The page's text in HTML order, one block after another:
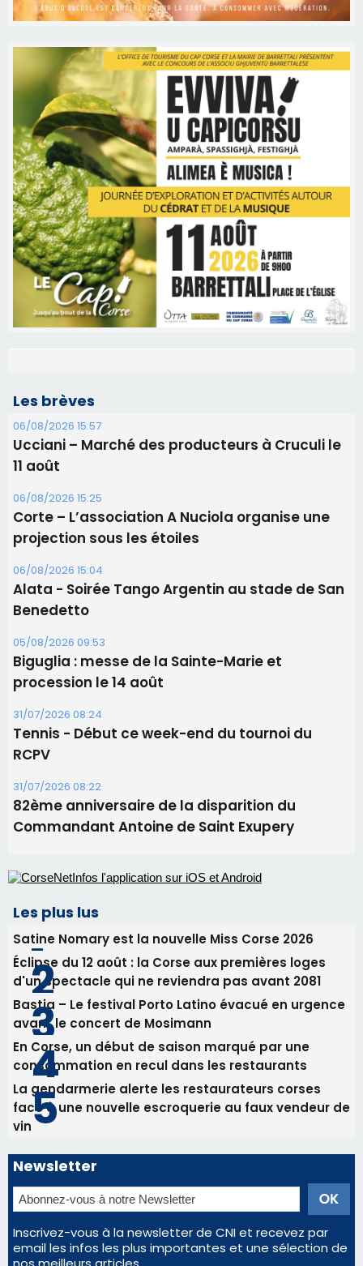
Les brèves
06/08/2026 15:57
Ucciani – Marché des producteurs à Cruculi le
11 août
06/08/2026 15:25
Corte – L’association A Nuciola organise une
projection sous les étoiles
06/08/2026 15:04
Alata - Soirée Tango Argentin au stade de San
Benedetto
05/08/2026 09:53
Biguglia : messe de la Sainte-Marie et
procession le 14 août
Tennis - Début ce week-end du tournoi du
RCPV
31/07/2026 08:22
82ème anniversaire de la disparition du
Commandant Antoine de Saint Exupery
Les plus lus
Satine Nomary est la nouvelle Miss Corse 2026
Éclipse du 12 août : la Corse aux premières loges
d'un spectacle qui ne reviendra pas avant 2081
Bastia – Le festival Porto Latino évacué en urgence
avant le concert de Mosimann
En Corse, un début de saison marqué par une
consommation en recul dans les restaurants
La gendarmerie alerte les restaurateurs corses
face à une nouvelle escroquerie au faux vendeur de